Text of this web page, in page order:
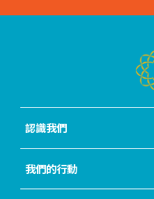
認識我們
我們的行動